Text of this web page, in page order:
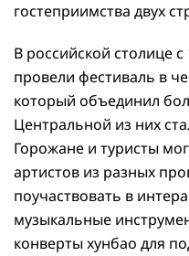
гостеприимства двух
В российской столице
провели фестиваль в
который объединил
Центральной из них
Горожане и туристы
артистов из разных
поучаствовать в
музыкальные
конверты хунбао для